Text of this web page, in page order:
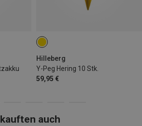
Hilleberg
Y-Peg Hering 10 Stk.
59,95 €
auch